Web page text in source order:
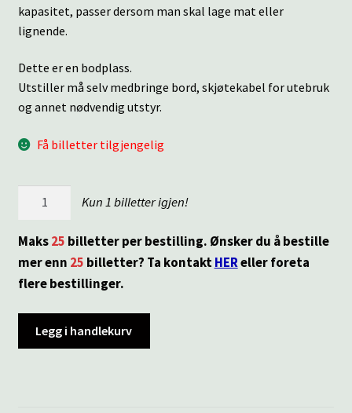
kapasitet, passer dersom man skal lage mat eller
lignende.
Dette er en bodplass.
Utstiller må selv medbringe bord, skjøtekabel for utebruk
og annet nødvendig utstyr.
Få billetter tilgjengelig
antall
Kun 1 billetter igjen!
Maks25 billetter per bestilling. Ønsker du å bestille
mer enn 25 billetter? Ta kontaktHEReller foreta
flere bestillinger.
Legg i handlekurv